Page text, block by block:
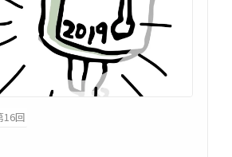
16回